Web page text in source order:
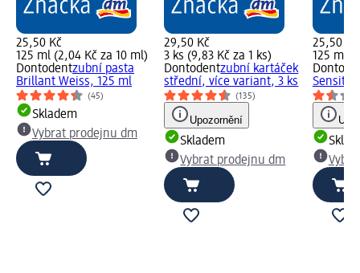
25,50 Kč
125 ml (2,04 Kč za 10 ml)
Dontodentzubní pasta
Brillant Weiss, 125 ml
(45)
Skladem
Vybrat prodejnu dm
29,50 Kč
3 ks (9,83 Kč za 1 ks)
Dontodentzubní kartáček
střední, více variant, 3 ks
(135)
Upozornění
Skladem
Vybrat prodejnu dm
25,50 Kč
125 ml